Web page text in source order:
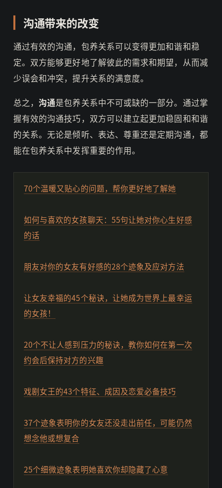
沟通带来的改变
通过有效的沟通，包养关系可以变得更加和谐和稳
定。双方能够更好地了解彼此的需求和期望，从而减
少误会和冲突，提升关系的满意度。
总之，沟通是包养关系中不可或缺的一部分。通过掌
握有效的沟通技巧，双方可以建立起更加稳固和和谐
的关系。无论是倾听、表达、尊重还是定期沟通，都
能在包养关系中发挥重要的作用。
70个温暖又贴心的问题，帮你更好地了解她
如何与喜欢的女孩聊天：55句让她对你心生好感
的话
朋友对你的女友有好感的28个迹象及应对方法
让女友幸福的45个秘诀，让她成为世界上最幸运
的女孩！
20个不让人感到压力的秘诀，教你如何在第一次
约会后保持对方的兴趣
戏剧女王的43个特征、成因及恋爱必备技巧
37个迹象表明你的女友还没走出前任，可能仍然
想念他或想复合
25个细微迹象表明她喜欢你却隐藏了心意